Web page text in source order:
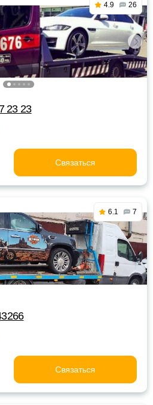
4.9 26
23 23
Связаться
6.1 7
Связаться